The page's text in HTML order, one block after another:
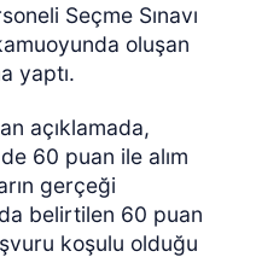
Seçme Sınavı
oluşan
yaptı.
açıklamada,
60 puan ile alım
gerçeği
belirtilen 60 puan
koşulu olduğu